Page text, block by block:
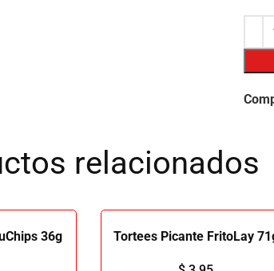
relacionados
36g Tortees Picante FritoLay